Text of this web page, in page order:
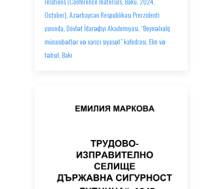
October), Azǝrbaycan Respublikası Prerzidenti
yanında, Dövlǝt İdarǝҫiliyi Akademiyası, “Beynǝlxalq
münasibǝtlǝr vǝ xarici siyasǝt” kafedrası, Elm vǝ
tǝhsil, Bakı